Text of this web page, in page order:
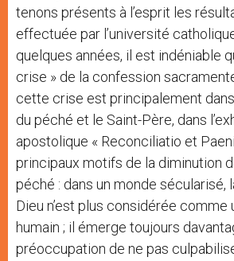
tenons présents à l’esprit les
effectuée par l’université
quelques années, il est indéniable
crise » de la confession
cette crise est principalement
du péché et le Saint-Père, dans
apostolique « Reconciliatio et
principaux motifs de la diminution
péché : dans un monde sécularisé,
Dieu n’est plus considérée comme
humain ; il émerge toujours
préoccupation de ne pas